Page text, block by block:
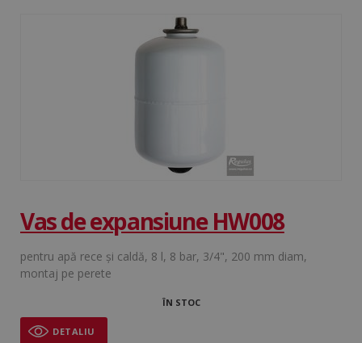
Vas de expansiune HW008
pentru apă rece şi caldă, 8 l, 8 bar, 3/4", 200 mm diam,
montaj pe perete
ÎN STOC
DETALIU